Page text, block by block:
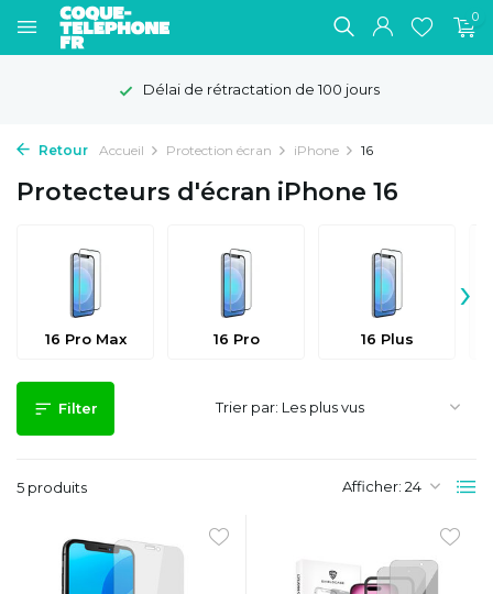
0
Délai de rétractation de 100 jours
Retour Accueil Protection écran iPhone 16
Protecteurs d'écran iPhone 16
16 Pro Max 16 Pro 16 Plus
›
Filter
5 produits Afficher:
Trier par: